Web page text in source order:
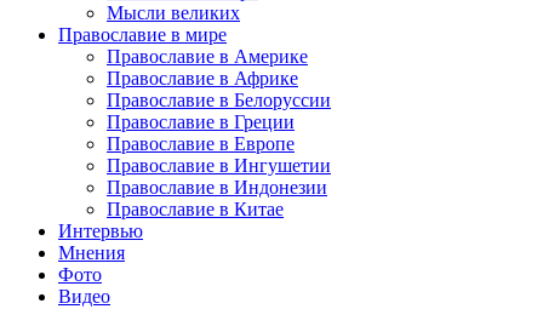
Мысли великих
Православие в мире
Православие в Америке
Православие в Африке
Православие в Белоруссии
Православие в Греции
Православие в Европе
Православие в Ингушетии
Православие в Индонезии
Православие в Китае
Интервью
Мнения
Фото
Видео